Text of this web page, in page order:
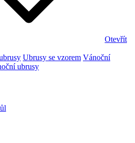
Otevřít
Ubrusy se vzorem Vánoční
ubrusy